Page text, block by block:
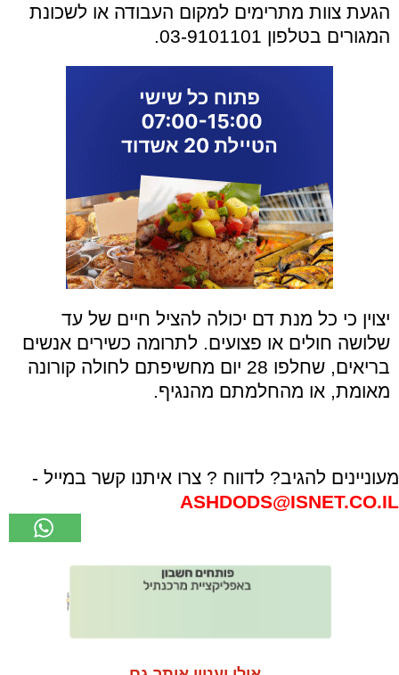
הגעת צוות מתרימים למקום העבודה או לשכונת
המגורים בטלפון 03-9101101.
יצוין כי כל מנת דם יכולה להציל חיים של עד
שלושה חולים או פצועים. לתרומה כשירים אנשים
בריאים, שחלפו 28 יום מחשיפתם לחולה קורונה
מאומת, או מהחלמתם מהנגיף.
מעוניינים להגיב? לדווח ? צרו איתנו קשר במייל -
ASHDODS@ISNET.CO.IL